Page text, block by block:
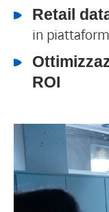
Retail
in
ROI